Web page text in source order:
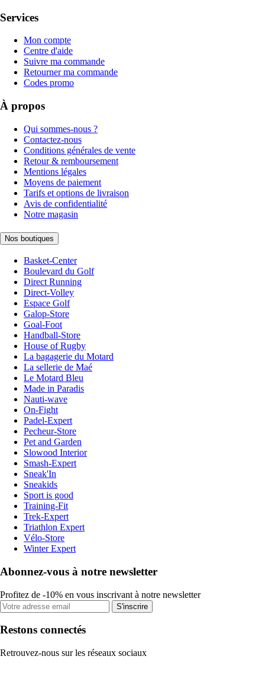
Services
Mon compte
Centre d'aide
Suivre ma commande
Retourner ma commande
Codes promo
À propos
Qui sommes-nous ?
Contactez-nous
Conditions générales de vente
Retour & remboursement
Mentions légales
Moyens de paiement
Tarifs et options de livraison
Avis de confidentialité
Notre magasin
Nos boutiques
Basket-Center
Boulevard du Golf
Direct Running
Direct-Volley
Espace Golf
Galop-Store
Goal-Foot
Handball-Store
House of Rugby
La bagagerie du Motard
La sellerie de Maé
Le Motard Bleu
Made in Paradis
Nauti-wave
On-Fight
Padel-Expert
Pecheur-Store
Pet and Garden
Slowood Interior
Smash-Expert
Sneak'In
Sneakids
Sport is good
Training-Fit
Trek-Expert
Triathlon Expert
Vélo-Store
Winter Expert
Abonnez-vous à notre newsletter
Profitez de -10% en vous inscrivant à notre newsletter
S'inscrire
Restons connectés
Retrouvez-nous sur les réseaux sociaux